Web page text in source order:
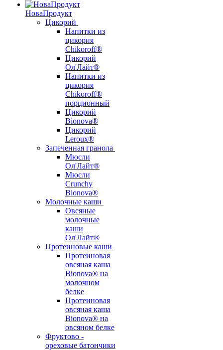
НоваПродукт
Цикорий
Напитки из
цикория
Chikoroff®
Цикорий
Ол'Лайт®
Напитки из
цикория
Chikoroff®
порционный
Цикорий
Bionova®
Цикорий
Leroux®
Запеченная гранола
Мюсли
Ол'Лайт®
Мюсли
Crunchy
Bionova®
Молочные каши
Овсяные
молочные
каши
Ол'Лайт®
Протеиновые каши
Протеиновая
овсяная каша
Bionova® на
молочном
белке
Протеиновая
овсяная каша
Bionova® на
овсяном белке
Фруктово -
ореховые батончики